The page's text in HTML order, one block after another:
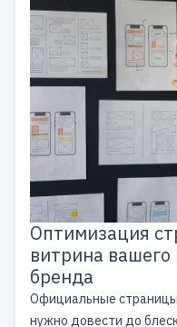
Оптимизация
витрина вашего
бренда
Официальные
нужно довести до